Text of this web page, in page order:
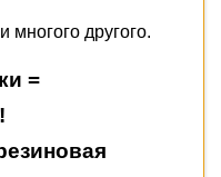
многого другого.
=